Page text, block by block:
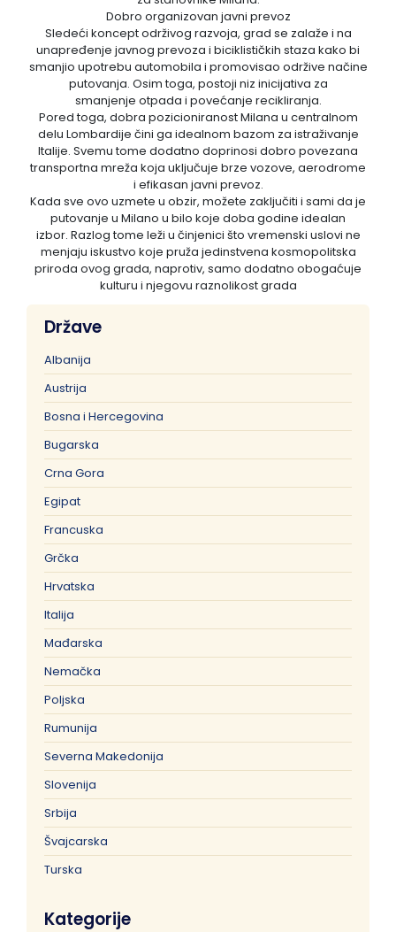
Dobro organizovan javni prevoz
Sledeći koncept održivog razvoja, grad se zalaže i na
unapređenje javnog prevoza i biciklističkih staza kako bi
smanjio upotrebu automobila i promovisao održive načine
putovanja. Osim toga, postoji niz inicijativa za
smanjenje otpada i povećanje recikliranja.
Pored toga, dobra pozicioniranost Milana u centralnom
delu Lombardije čini ga idealnom bazom za istraživanje
Italije. Svemu tome dodatno doprinosi dobro povezana
transportna mreža koja uključuje brze vozove, aerodrome
i efikasan javni prevoz.
Kada sve ovo uzmete u obzir, možete zaključiti i sami da je
putovanje u Milano u bilo koje doba godine idealan
izbor. Razlog tome leži u činjenici što vremenski uslovi ne
menjaju iskustvo koje pruža jedinstvena kosmopolitska
priroda ovog grada, naprotiv, samo dodatno obogaćuje
kulturu i njegovu raznolikost grada
Države
Albanija
Austrija
Bosna i Hercegovina
Bugarska
Crna Gora
Egipat
Francuska
Grčka
Hrvatska
Italija
Mađarska
Nemačka
Poljska
Rumunija
Severna Makedonija
Slovenija
Srbija
Švajcarska
Turska
Kategorije